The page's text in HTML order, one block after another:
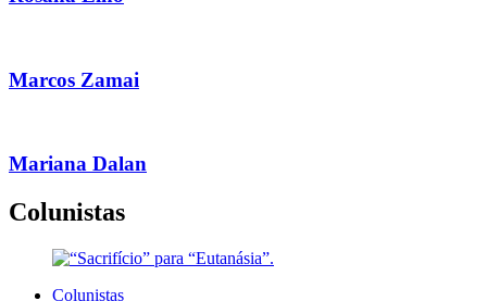
Marcos Zamai
Mariana Dalan
Colunistas
Colunistas